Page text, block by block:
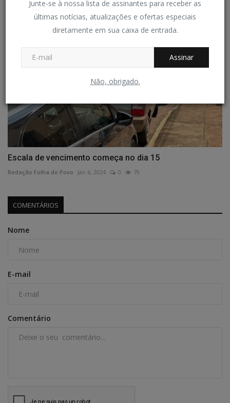
Junte-se à nossa lista de assinantes para receber as
últimas notícias, atualizações e ofertas especiais
diretamente em sua caixa de entrada.
Assinar
Não, obrigado.
Escala de vencimento começa no dia 15
Redação Folha do Povo Jan 6, 2024 0 79
COMENTÁRIOS
Nome
E-mail
Comentário